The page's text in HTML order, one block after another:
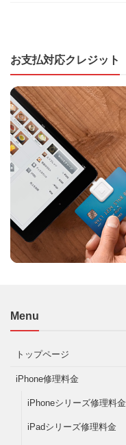
お支払対応クレジット
Menu
トップページ
iPhone修理料金
iPhoneシリーズ修理料金
iPadシリーズ修理料金